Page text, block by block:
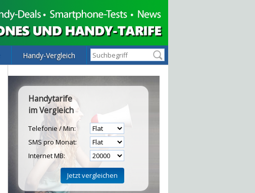
Handy-Vergleich
Handytarife
im Vergleich
Telefonie / Min:
SMS pro Monat:
Internet MB: